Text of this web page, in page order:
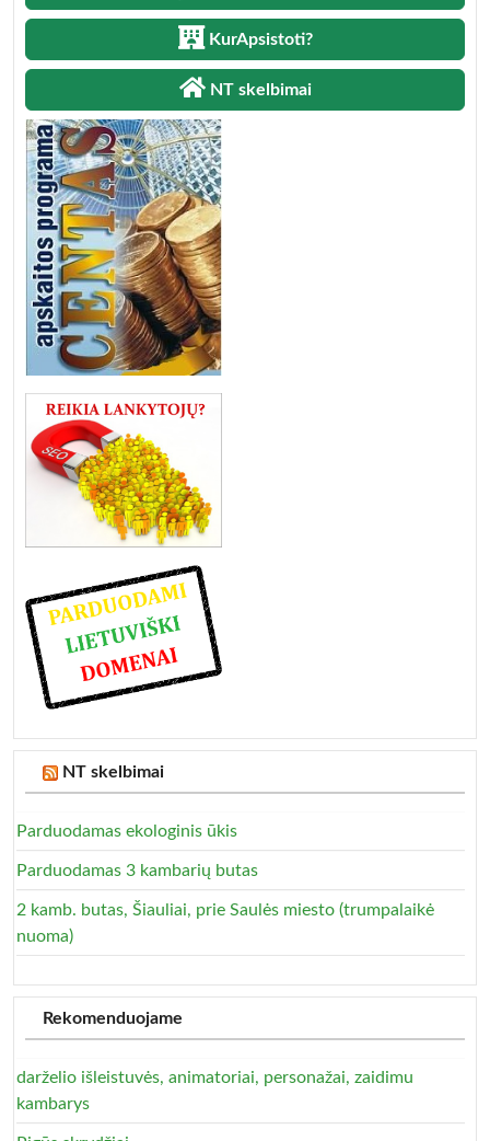
KurApsistoti?
NT skelbimai
NT skelbimai
Parduodamas ekologinis ūkis
Parduodamas 3 kambarių butas
2 kamb. butas, Šiauliai, prie Saulės miesto (trumpalaikė
nuoma)
Rekomenduojame
darželio išleistuvės, animatoriai, personažai, zaidimu
kambarys